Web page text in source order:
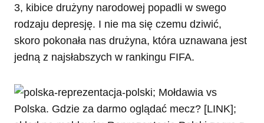
3, kibice drużyny narodowej popadli w swego
rodzaju depresję. I nie ma się czemu dziwić,
skoro pokonała nas drużyna, która uznawana jest
jedną z najsłabszych w rankingu FIFA.